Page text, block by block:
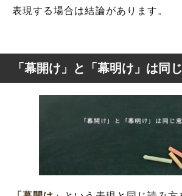
表現する場合は結論があります。
「幕開け」と「幕明け」は同